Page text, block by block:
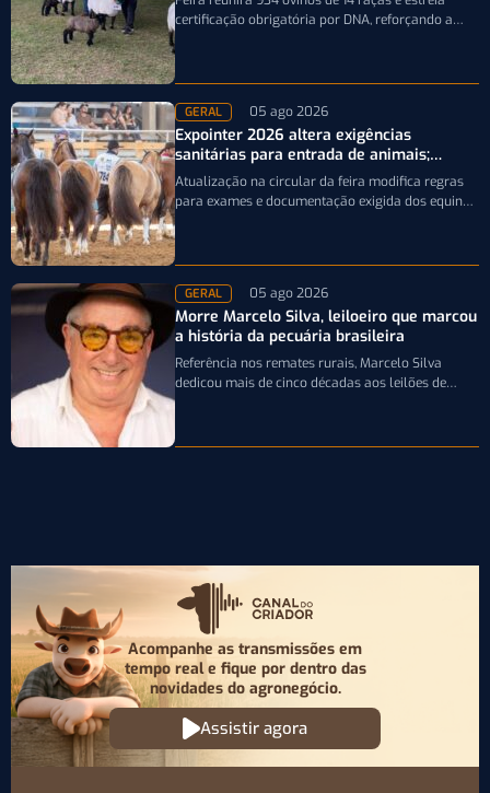
certificação obrigatória por DNA, reforçando a
GERAL 05 ago 2026
Expointer 2026 altera exigências
sanitárias para entrada de animais;
entenda
Atualização na circular da feira modifica regras
para exames e documentação exigida dos equinos
GERAL 05 ago 2026
Morre Marcelo Silva, leiloeiro que marcou
a história da pecuária brasileira
Referência nos remates rurais, Marcelo Silva
dedicou mais de cinco décadas aos leilões de
Acompanhe as transmissões em
tempo real e fique por dentro das
novidades do agronegócio.
Assistir agora